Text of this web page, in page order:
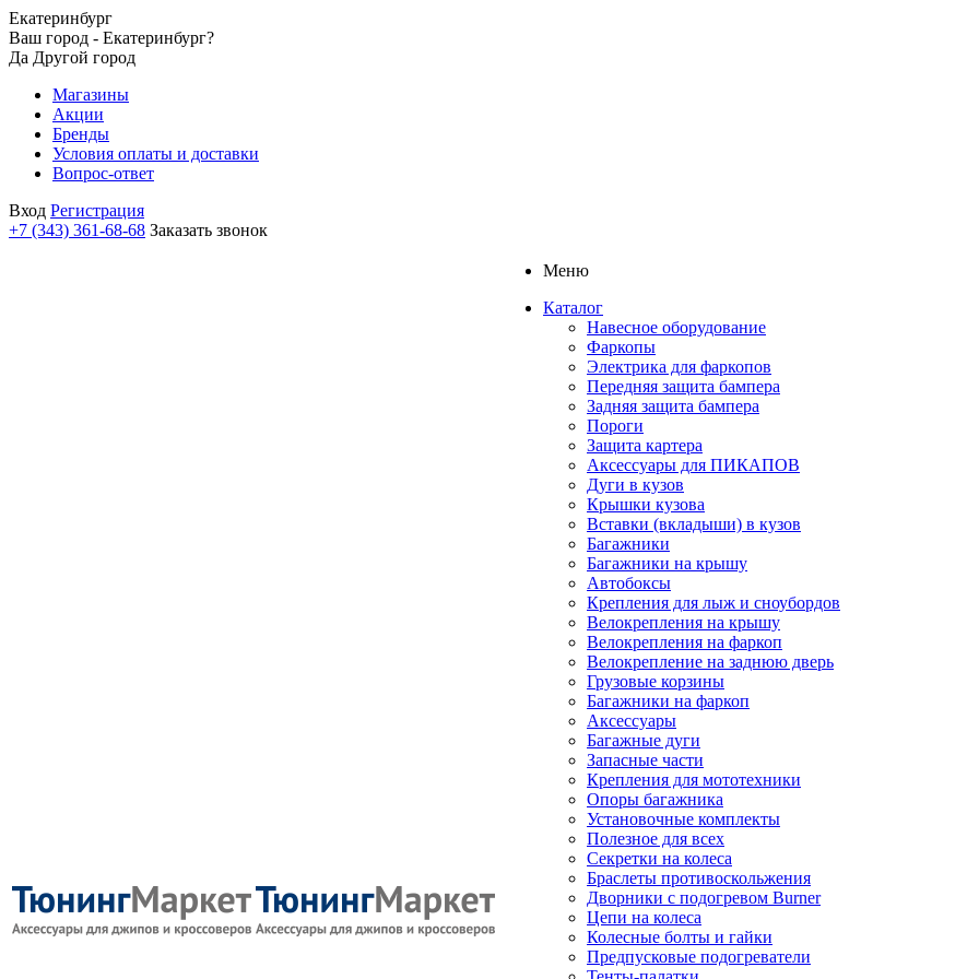
Екатеринбург
Ваш город - Екатеринбург?
Да Другой город
Магазины
Акции
Бренды
Условия оплаты и доставки
Вопрос-ответ
Вход Регистрация
+7 (343) 361-68-68 Заказать звонок
Меню
Каталог
Навесное оборудование
Фаркопы
Электрика для фаркопов
Передняя защита бампера
Задняя защита бампера
Пороги
Защита картера
Аксессуары для ПИКАПОВ
Дуги в кузов
Крышки кузова
Вставки (вкладыши) в кузов
Багажники
Багажники на крышу
Автобоксы
Крепления для лыж и сноубордов
Велокрепления на крышу
Велокрепления на фаркоп
Велокрепление на заднюю дверь
Грузовые корзины
Багажники на фаркоп
Аксессуары
Багажные дуги
Запасные части
Крепления для мототехники
Опоры багажника
Установочные комплекты
Полезное для всех
Секретки на колеса
Браслеты противоскольжения
Дворники с подогревом Burner
Цепи на колеса
Колесные болты и гайки
Предпусковые подогреватели